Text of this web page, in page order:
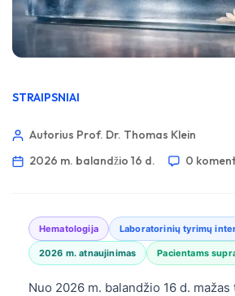
STRAIPSNIAI
Autorius Prof. Dr. Thomas Klein
2026 m. balandžio 16 d.
0
Hematologija Laboratorinių tyrimų
2026 m. atnaujinimas Pacientams
Nuo 2026 m. balandžio 16 d.